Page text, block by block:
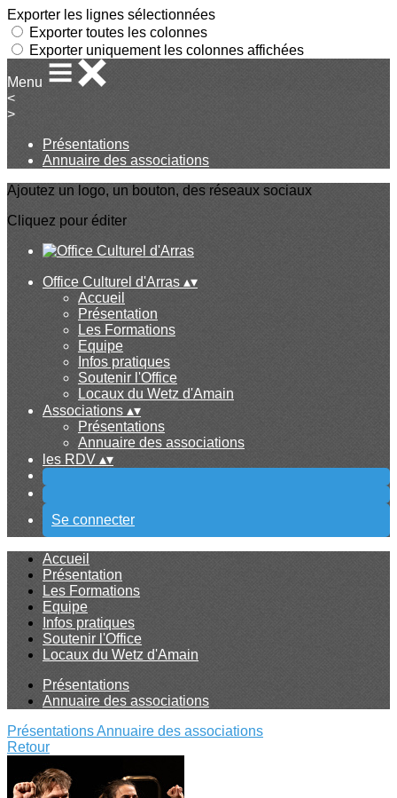
Exporter les lignes sélectionnées
Exporter toutes les colonnes
Exporter uniquement les colonnes affichées
Menu
<
>
Présentations
Annuaire des associations
Ajoutez un logo, un bouton, des réseaux sociaux
Cliquez pour éditer
Office Culturel d'Arras ▴▾
Accueil
Présentation
Les Formations
Equipe
Infos pratiques
Soutenir l'Office
Locaux du Wetz d'Amain
Associations ▴▾
Présentations
Annuaire des associations
les RDV ▴▾
Se connecter
Accueil
Présentation
Les Formations
Equipe
Infos pratiques
Soutenir l'Office
Locaux du Wetz d'Amain
Présentations
Annuaire des associations
PrésentationsAnnuaire des associations
Retour